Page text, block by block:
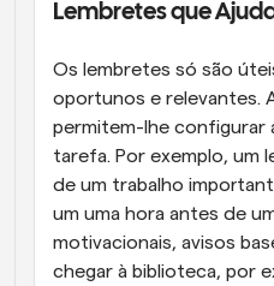
Lembretes que
Os lembretes só são
oportunos e relevantes.
permitem-lhe configurar
tarefa. Por exemplo, um
de um trabalho
um uma hora antes de
motivacionais, avisos
chegar à biblioteca, por